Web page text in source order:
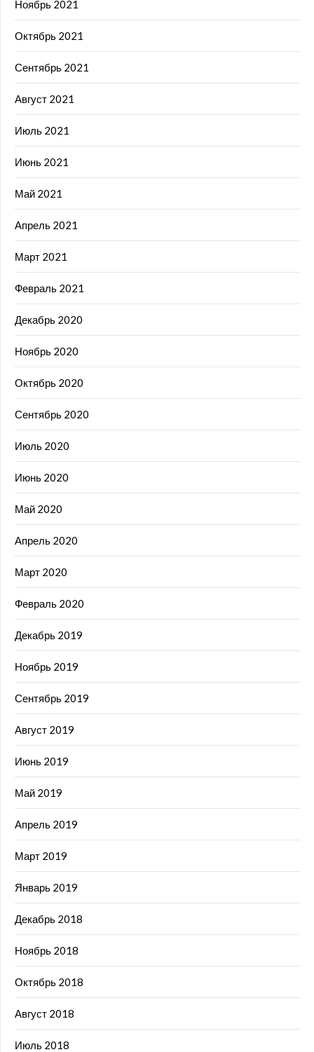
Ноябрь 2021
Октябрь 2021
Сентябрь 2021
Август 2021
Июль 2021
Июнь 2021
Май 2021
Апрель 2021
Март 2021
Февраль 2021
Декабрь 2020
Ноябрь 2020
Октябрь 2020
Сентябрь 2020
Июль 2020
Июнь 2020
Май 2020
Апрель 2020
Март 2020
Февраль 2020
Декабрь 2019
Ноябрь 2019
Сентябрь 2019
Август 2019
Июнь 2019
Май 2019
Апрель 2019
Март 2019
Январь 2019
Декабрь 2018
Ноябрь 2018
Октябрь 2018
Август 2018
Июль 2018